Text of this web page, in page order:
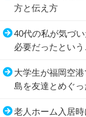
方と伝え方
40代の私が気づ
必要だったという
大学生が福岡空
島を友達とめぐ
老人ホーム入居